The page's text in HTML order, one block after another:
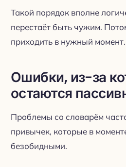
Такой порядок вполне
перестаёт быть чужим.
приходить в нужный момент.
Ошибки, из-за
остаются
Проблемы со словарём
привычек, которые в
безобидными.